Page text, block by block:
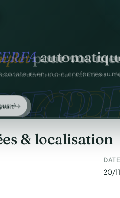
donateurs en un clic, conformes au
& localisation
20/